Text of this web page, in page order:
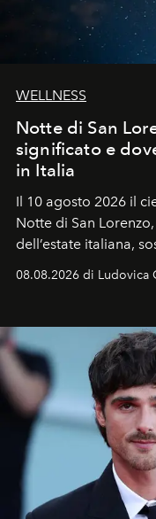
WELLNESS
Notte di San
significato e
in Italia
Il 10 agosto 2026 il
Notte di San Lorenzo
dell’estate italiana,
celeste per seguire il
all’universo i
08.08.2026 di Ludovica